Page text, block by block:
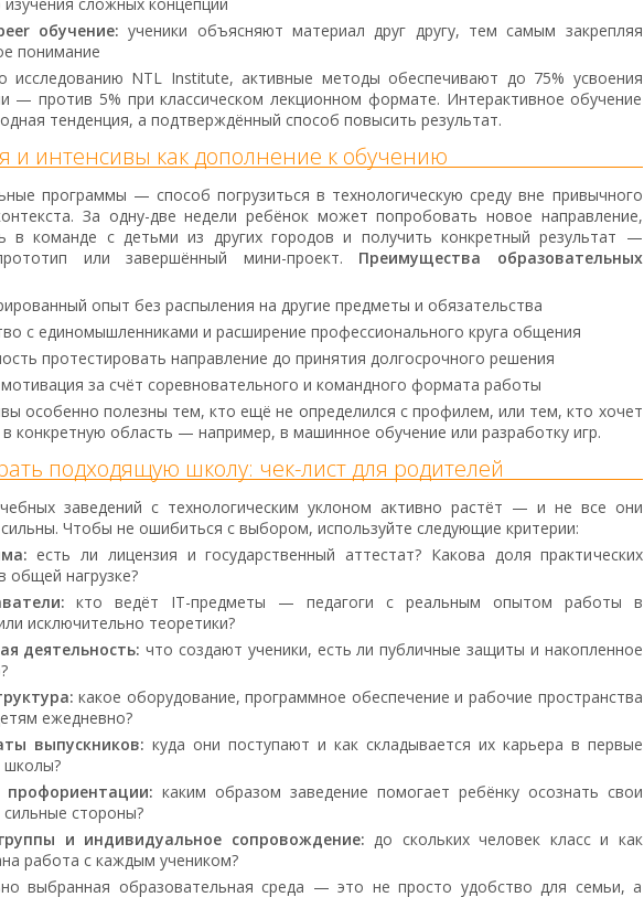
обучение: ученики объясняют материал друг другу, тем самым закрепляя
понимание
исследованию NTL Institute, активные методы обеспечивают до 75% усвоения
— против 5% при классическом лекционном формате. Интерактивное обучение
тенденция, а подтверждённый способ повысить результат.
и интенсивы как дополнение к обучению
программы — способ погрузиться в технологическую среду вне привычного
За одну-две недели ребёнок может попробовать новое направление,
в команде с детьми из других городов и получить конкретный результат —
или завершённый мини-проект. Преимущества образовательных
опыт без распыления на другие предметы и обязательства
с единомышленниками и расширение профессионального круга общения
протестировать направление до принятия долгосрочного решения
за счёт соревновательного и командного формата работы
особенно полезны тем, кто ещё не определился с профилем, или тем, кто хочет
в конкретную область — например, в машинное обучение или разработку игр.
подходящую школу: чек-лист для родителей
заведений с технологическим уклоном активно растёт — и не все они
Чтобы не ошибиться с выбором, используйте следующие критерии:
есть ли лицензия и государственный аттестат? Какова доля практических
общей нагрузке?
кто ведёт IT-предметы — педагоги с реальным опытом работы в
исключительно теоретики?
деятельность: что создают ученики, есть ли публичные защиты и накопленное
какое оборудование, программное обеспечение и рабочие пространства
ежедневно?
выпускников: куда они поступают и как складывается их карьера в первые
школы?
профориентации: каким образом заведение помогает ребёнку осознать свои
стороны?
и индивидуальное сопровождение: до скольких человек класс и как
работа с каждым учеником?
выбранная образовательная среда — это не просто удобство для семьи, а